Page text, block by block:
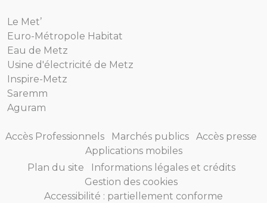
Le Met’
Euro-Métropole Habitat
Eau de Metz
Usine d'électricité de Metz
Inspire-Metz
Saremm
Aguram
Accès Professionnels Marchés publics
Accès presse
Applications mobiles
Plan du site
Informations légales et crédits
Gestion des cookies
Accessibilité : partiellement conforme